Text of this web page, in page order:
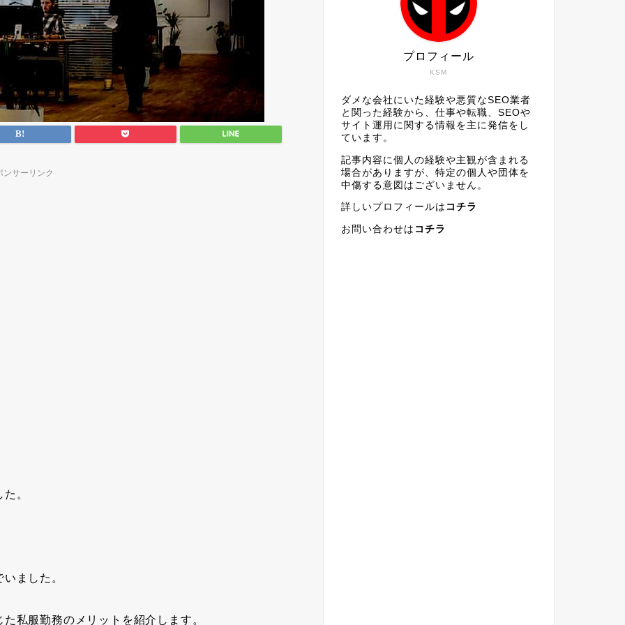
ンサーリンク
。
ました。
た私服勤務のメリット を紹介します。
KSM
プロフィール
ダメな会社にいた経験や悪質なSEO業者
と関った経験から、仕事や転職、SEOや
サイト運用に関する情報を主に発信をし
ています。
記事内容に個人の経験や主観が含まれる
場合がありますが、特定の個人や団体を
中傷する意図はございません。
詳しいプロフィールは コチラ
お問い合わせは コチラ